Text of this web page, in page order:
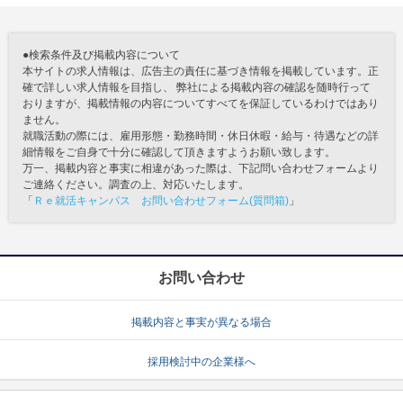
●検索条件及び掲載内容について
本サイトの求人情報は、広告主の責任に基づき情報を掲載しています。正
確で詳しい求人情報を目指し、 弊社による掲載内容の確認を随時行って
おりますが、掲載情報の内容についてすべてを保証しているわけではあり
ません。
就職活動の際には、雇用形態・勤務時間・休日休暇・給与・待遇などの詳
細情報をご自身で十分に確認して頂きますようお願い致します。
万一、掲載内容と事実に相違があった際は、下記問い合わせフォームより
ご連絡ください。調査の上、対応いたします。
「 Ｒｅ就活キャンパス お問い合わせフォーム(質問箱) 」
お問い合わせ
掲載内容と事実が異なる場合
採用検討中の企業様へ